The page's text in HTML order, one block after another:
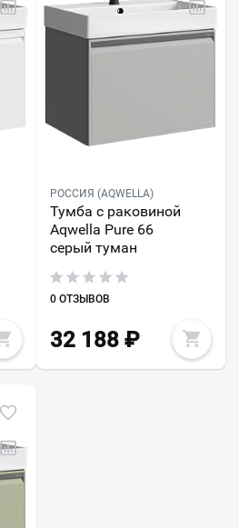
РОССИЯ (AQWELLA)
Тумба с раковиной
Aqwella Pure 66
серый туман
0 ОТЗЫВОВ
32 188₽